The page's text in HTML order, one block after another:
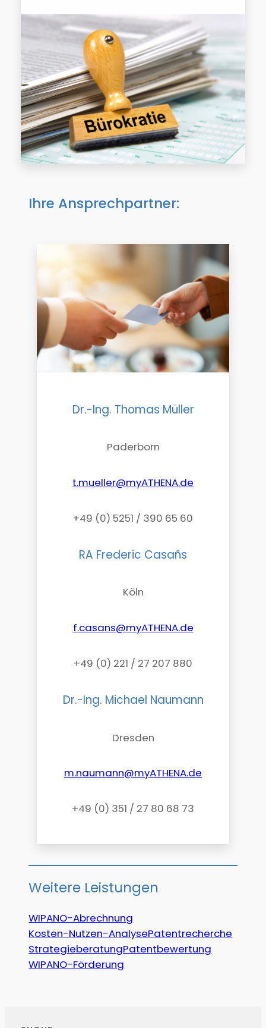
Ihre Ansprechpartner:
Dr.-Ing. Thomas Müller
Paderborn
t.mueller@myATHENA.de
+49 (0) 5251 / 390 65 60
RA Frederic Casañs
Köln
f.casans@myATHENA.de
+49 (0) 221 / 27 207 880
Dr.-Ing. Michael Naumann
Dresden
m.naumann@myATHENA.de
+49 (0) 351 / 27 80 68 73
Weitere Leistungen
WIPANO-Abrechnung
Kosten-Nutzen-AnalysePatentrecherche
StrategieberatungPatentbewertung
WIPANO-Förderung